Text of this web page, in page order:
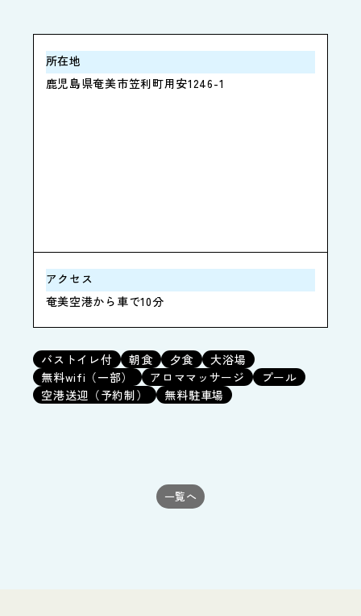
所在地
鹿児島県奄美市笠利町用安1246-1
アクセス
奄美空港から車で10分
バストイレ付 朝食 夕食
大浴場
無料wifi（一部）
アロママッサージ
プール
空港送迎（予約制）
無料駐車場
一覧へ